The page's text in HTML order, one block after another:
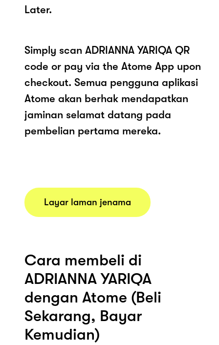
Later.
Simply scan ADRIANNA YARIQA QR
code or pay via the Atome App upon
checkout. Semua pengguna aplikasi
Atome akan berhak mendapatkan
jaminan selamat datang pada
pembelian pertama mereka.
Layar laman jenama
Cara membeli di
ADRIANNA YARIQA
dengan Atome (Beli
Sekarang, Bayar
Kemudian)